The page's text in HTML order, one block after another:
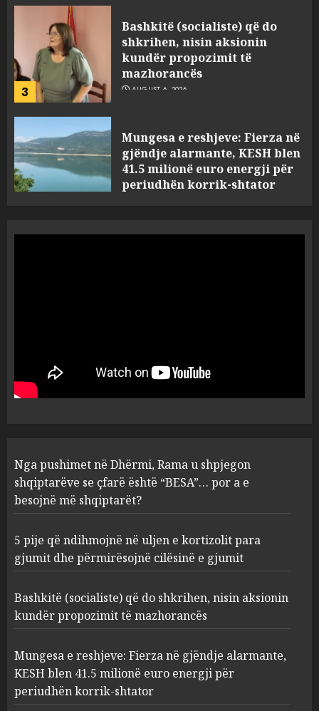
3
shkrihen, nisin aksionin
kundër propozimit të
mazhorancës
AUGUST 6, 2026
4
gjëndje alarmante, KESH blen
41.5 milionë euro energji për
periudhën korrik-shtator
AUGUST 6, 2026
Vera të rrezikshme: Si po e
1
se çfarë është “BESA”… por a e
besojnë më shqiptarët?
AUGUST 6, 2026
2
kortizolit para gjumit dhe
përmirësojnë cilësinë e gjumit
AUGUST 6, 2026
3
Bashkitë (socialiste) që do
shkrihen, nisin aksionin
kundër propozimit të
mazhorancës
AUGUST 6, 2026
Mungesa e reshjeve: Fierza në
gjëndje alarmante, KESH blen
41.5 milionë euro energji për
Nga pushimet në Dhërmi, Rama u shpjegon
shqiptarëve se çfarë është “BESA”… por a e
besojnë më shqiptarët?
5 pije që ndihmojnë në uljen e kortizolit para
gjumit dhe përmirësojnë cilësinë e gjumit
Bashkitë (socialiste) që do shkrihen, nisin aksionin
kundër propozimit të mazhorancës
Mungesa e reshjeve: Fierza në gjëndje alarmante,
KESH blen 41.5 milionë euro energji për
periudhën korrik-shtator